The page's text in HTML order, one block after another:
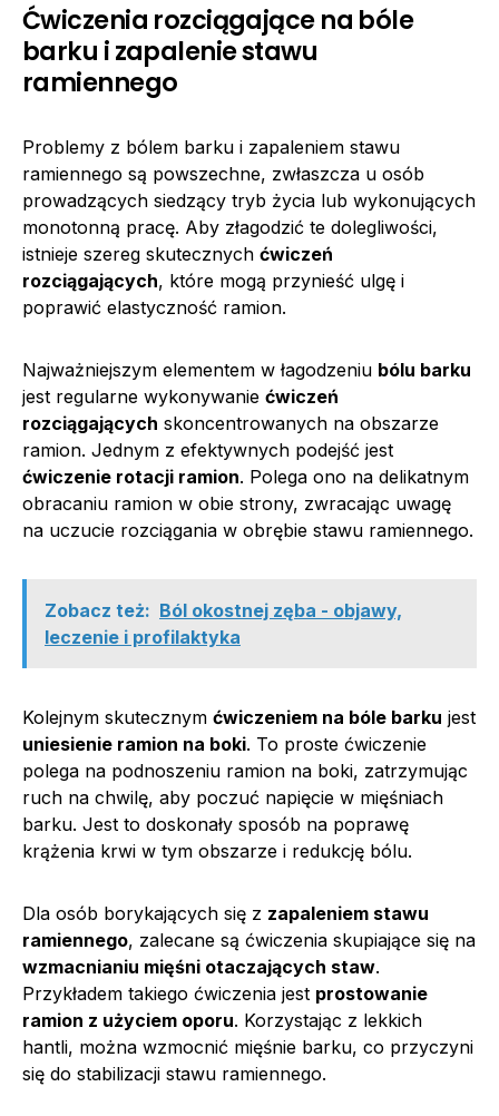
Ćwiczenia rozciągające na bóle
barku i zapalenie stawu
ramiennego
Problemy z bólem barku i zapaleniem stawu
ramiennego są powszechne, zwłaszcza u osób
prowadzących siedzący tryb życia lub wykonujących
monotonną pracę. Aby złagodzić te dolegliwości,
istnieje szereg skutecznych ćwiczeń
rozciągających, które mogą przynieść ulgę i
poprawić elastyczność ramion.
Najważniejszym elementem w łagodzeniu bólu barku
jest regularne wykonywanie ćwiczeń
rozciągających skoncentrowanych na obszarze
ramion. Jednym z efektywnych podejść jest
ćwiczenie rotacji ramion. Polega ono na delikatnym
obracaniu ramion w obie strony, zwracając uwagę
na uczucie rozciągania w obrębie stawu ramiennego.
Zobacz też: Ból okostnej zęba - objawy,
leczenie i profilaktyka
Kolejnym skutecznym ćwiczeniem na bóle barku jest
uniesienie ramion na boki. To proste ćwiczenie
polega na podnoszeniu ramion na boki, zatrzymując
ruch na chwilę, aby poczuć napięcie w mięśniach
barku. Jest to doskonały sposób na poprawę
krążenia krwi w tym obszarze i redukcję bólu.
Dla osób borykających się z zapaleniem stawu
ramiennego, zalecane są ćwiczenia skupiające się na
wzmacnianiu mięśni otaczających staw.
Przykładem takiego ćwiczenia jest prostowanie
ramion z użyciem oporu. Korzystając z lekkich
hantli, można wzmocnić mięśnie barku, co przyczyni
się do stabilizacji stawu ramiennego.